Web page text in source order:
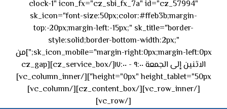
clock-1" icon_fx="cz_sbi_fx_7a" id="cz_57994"
sk_icon="font-size:50px;color:#ffeb3b;margin-
top:-20px;margin-left:-15px;" sk_title="border-
style:solid;border-bottom-width:2px;"
sk_icon_mobile="margin-right:0px;margin-left:0px;"]من
الاثنين إلى الجمعة ٩:٠٠ - ١٧:٠٠[/cz_service_box][cz_gap
height="0px" height_tablet="50px"][/vc_column_inner]
[/vc_row_inner][/cz_content_box][/vc_column]
[/vc_row]